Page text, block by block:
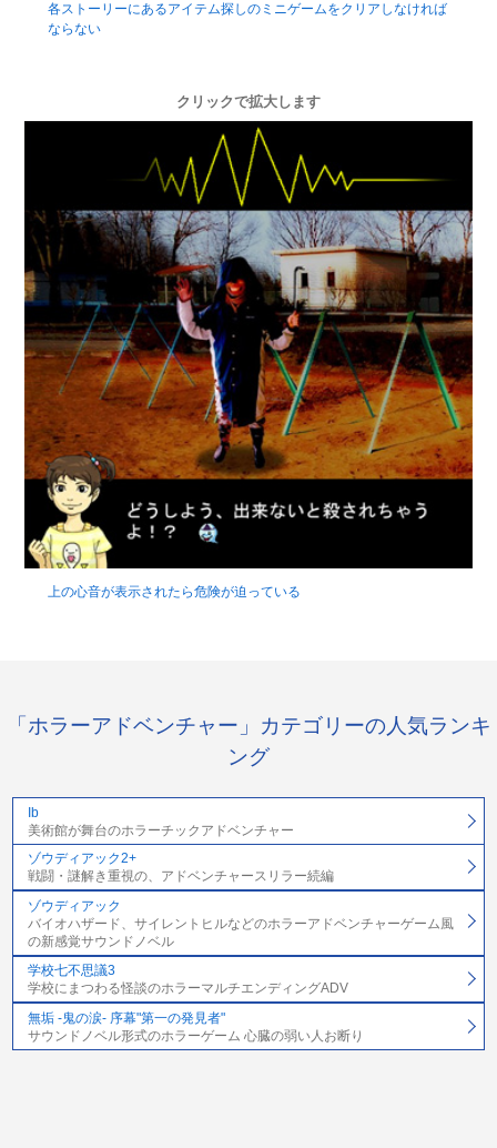
各ストーリーにあるアイテム探しのミニゲームをクリアしなければ
ならない
クリックで拡大します
上の心音が表示されたら危険が迫っている
「ホラーアドベンチャー」カテゴリーの人気ランキ
ング
Ib
美術館が舞台のホラーチックアドベンチャー
ゾウディアック2+
戦闘・謎解き重視の、アドベンチャースリラー続編
ゾウディアック
バイオハザード、サイレントヒルなどのホラーアドベンチャーゲーム風
の新感覚サウンドノベル
学校七不思議3
学校にまつわる怪談のホラーマルチエンディングADV
無垢 -鬼の涙- 序幕"第一の発見者"
サウンドノベル形式のホラーゲーム 心臓の弱い人お断り